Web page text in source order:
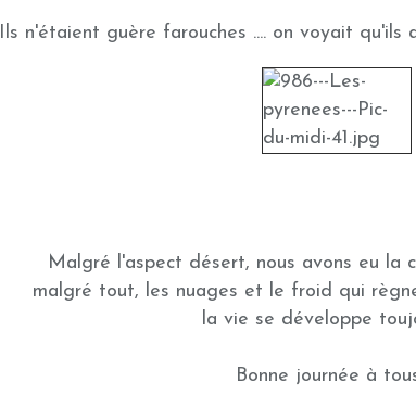
Ils n'étaient guère farouches .... on voyait qu'ils
Malgré l'aspect désert, nous avons eu la
malgré tout, les nuages et le froid qui
la vie se développe
Bonne journée à